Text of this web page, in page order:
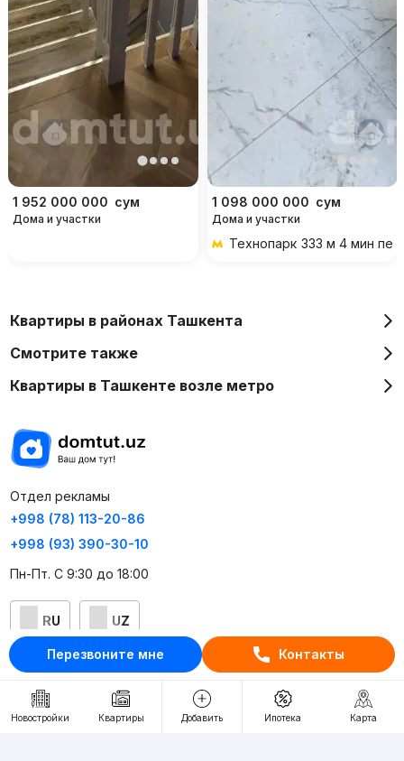
Перезвоните мне Контакты
1 952 000 000 сум
Дома и участки
1 098 000 000 сум
Дома и участки
Технопарк 333 м 4 мин
Новостройки Квартиры Добавить Ипотека Карта
Квартиры в районах Ташкента
Смотрите также
Квартиры в Ташкенте возле метро
Отдел рекламы
+998 (78) 113-20-86
+998 (93) 390-30-10
Пн-Пт. С 9:30 до 18:00
RU UZ
Контакты
О проекте